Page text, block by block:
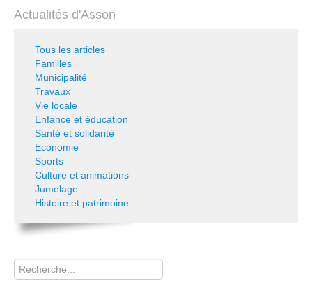
Actualités d'Asson
Tous les articles
Familles
Municipalité
Travaux
Vie locale
Enfance et éducation
Santé et solidarité
Economie
Sports
Culture et animations
Jumelage
Histoire et patrimoine
Rechercher